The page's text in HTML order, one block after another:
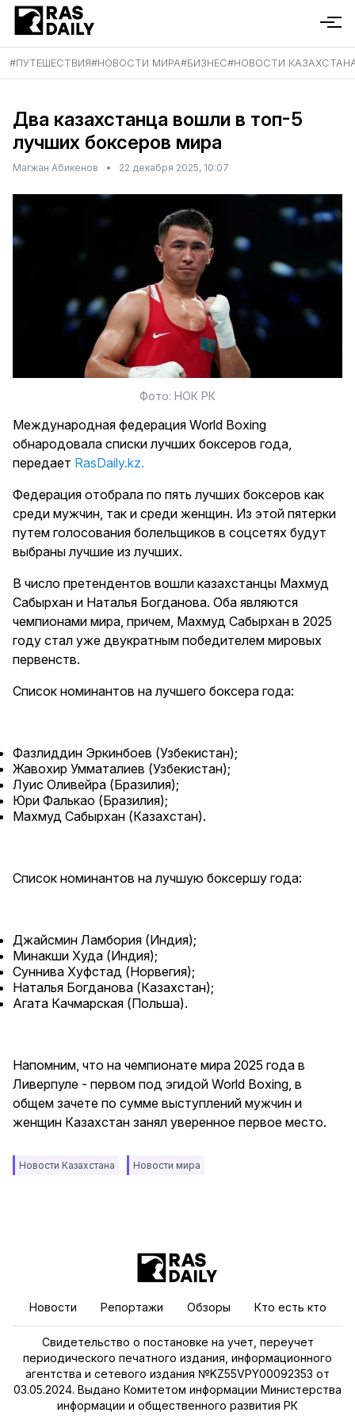
#ПУТЕШЕСТВИЯ#НОВОСТИ МИРА#БИЗНЕС#НОВОСТИ
Два казахстанца вошли в топ-5
лучших боксеров мира
Магжан Абикенов • 22 декабря 2025, 10:07
Фото: НОК РК
Международная федерация World Boxing
обнародовала списки лучших боксеров года,
передает RasDaily.kz.
Федерация отобрала по пять лучших боксеров как
среди мужчин, так и среди женщин. Из этой пятерки
путем голосования болельщиков в соцсетях будут
выбраны лучшие из лучших.
В число претендентов вошли казахстанцы Махмуд
Сабырхан и Наталья Богданова. Оба являются
чемпионами мира, причем, Махмуд Сабырхан в 2025
году стал уже двукратным победителем мировых
первенств.
Список номинантов на лучшего боксера года:
Фазлиддин Эркинбоев (Узбекистан);
Жавохир Умматалиев (Узбекистан);
Луис Оливейра (Бразилия);
Юри Фалькао (Бразилия);
Махмуд Сабырхан (Казахстан).
Список номинантов на лучшую боксершу года:
Джайсмин Ламбория (Индия);
Минакши Худа (Индия);
Суннива Хуфстад (Норвегия);
Наталья Богданова (Казахстан);
Агата Качмарская (Польша).
Напомним, что на чемпионате мира 2025 года в
Ливерпуле - первом под эгидой World Boxing, в
общем зачете по сумме выступлений мужчин и
женщин Казахстан занял уверенное первое место.
Новости Казахстана Новости мира
Новости Репортажи Обзоры Кто есть кто
Свидетельство о постановке на учет, переучет
периодического печатного издания, информационного
агентства и сетевого издания №KZ55VPY00092353 от
03.05.2024. Выдано Комитетом информации Министерства
информации и общественного развития РК